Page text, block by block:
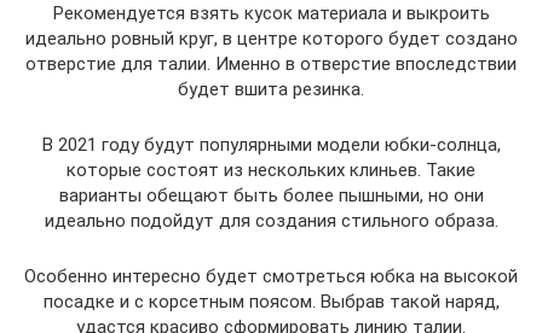
Рекомендуется взять кусок материала и выкроить
идеально ровный круг, в центре которого будет создано
отверстие для талии. Именно в отверстие впоследствии
будет вшита резинка.
В 2021 году будут популярными модели юбки-солнца,
которые состоят из нескольких клиньев. Такие
варианты обещают быть более пышными, но они
идеально подойдут для создания стильного образа.
Особенно интересно будет смотреться юбка на высокой
посадке и с корсетным поясом. Выбрав такой наряд,
удастся красиво сформировать линию талии.